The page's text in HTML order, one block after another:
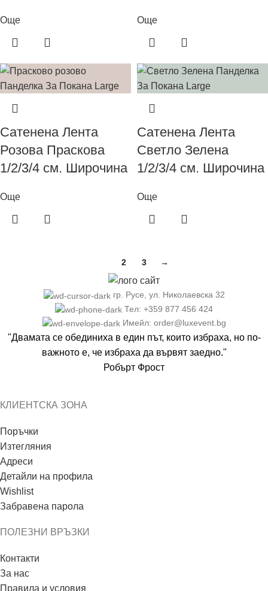
Още Още
Сатенена Лента
Розова Праскова
1/2/3/4 см. Широчина
Още
Сатенена Лента
Светло Зелена
1/2/3/4 см. Широчина
Още
2 3 →
гр. Русе, ул. Николаевска 32
Тел: +359 877 456 424
Имейл: order@luxevent.bg
"Двамата се обединиха в един път, които избраха, но по-
важното е, че избраха да вървят заедно."
Робърт Фрост
КЛИЕНТСКА ЗОНА
Поръчки
Изтегляния
Адреси
Детайли на профила
Wishlist
Забравена парола
ПОЛЕЗНИ ВРЪЗКИ
Контакти
За нас
Правила и условия